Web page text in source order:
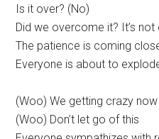
Is it over? (No)
Did we overcome it? It’s
The patience is coming
Everyone is about to
(Woo) We getting crazy now
(Woo) Don’t let go of this